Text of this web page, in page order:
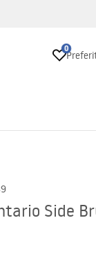
0
Side